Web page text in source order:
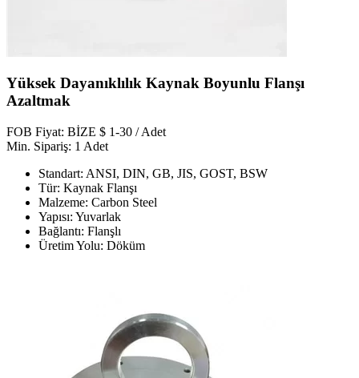
Yüksek Dayanıklılık Kaynak Boyunlu Flanşı
Azaltmak
FOB Fiyat: BİZE $ 1-30 / Adet
Min. Sipariş: 1 Adet
Standart: ANSI, DIN, GB, JIS, GOST, BSW
Tür: Kaynak Flanşı
Malzeme: Carbon Steel
Yapısı: Yuvarlak
Bağlantı: Flanşlı
Üretim Yolu: Döküm